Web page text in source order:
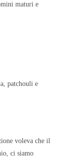
maturi e
patchouli e
voleva che il
ci siamo